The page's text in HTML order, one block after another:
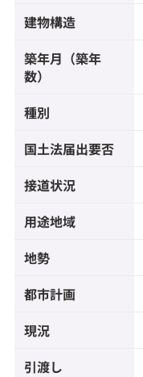
建物構造
築年月（築年
数）
種別
国土法届出要否
接道状況
用途地域
地勢
都市計画
現況
引渡し